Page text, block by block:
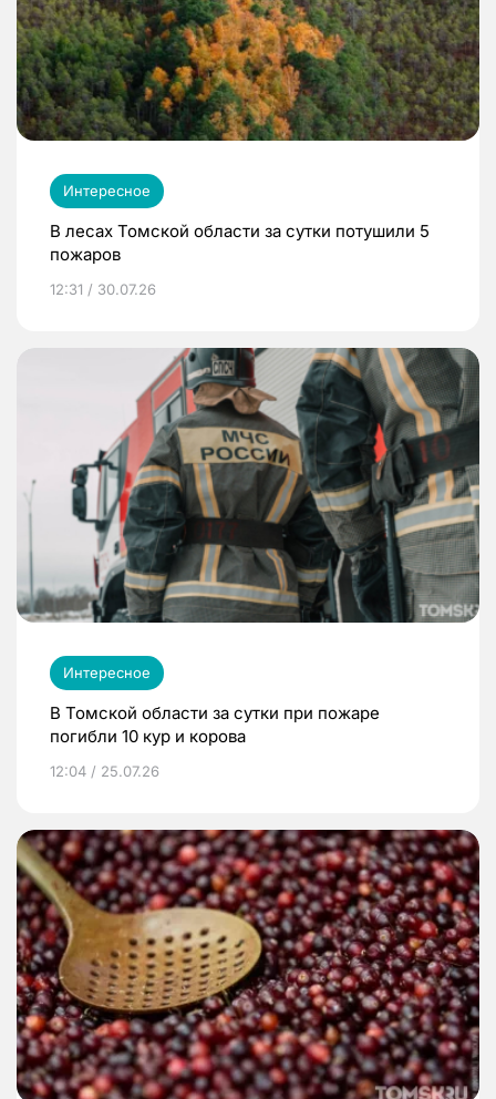
Интересное
В лесах Томской области за сутки потушили 5
пожаров
12:31 / 30.07.26
Интересное
В Томской области за сутки при пожаре
погибли 10 кур и корова
12:04 / 25.07.26